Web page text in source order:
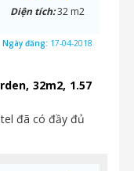
32m2, 1.57
đã có đầy đủ
Diện tích:32 m2
Ngày đăng: 17-04-2018